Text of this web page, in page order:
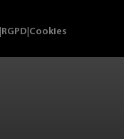
RGPD Cookies